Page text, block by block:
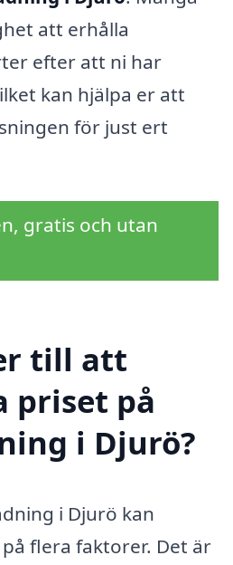
att erhålla
efter att ni har
kan hjälpa er att
för just ert
gratis och utan
till att
priset på
i Djurö?
i Djurö kan
flera faktorer. Det är